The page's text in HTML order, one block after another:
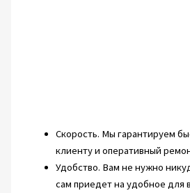
Скорость. Мы гарантируем
клиенту и оперативный
Удобство. Вам не нужно
сам приедет на удобное для